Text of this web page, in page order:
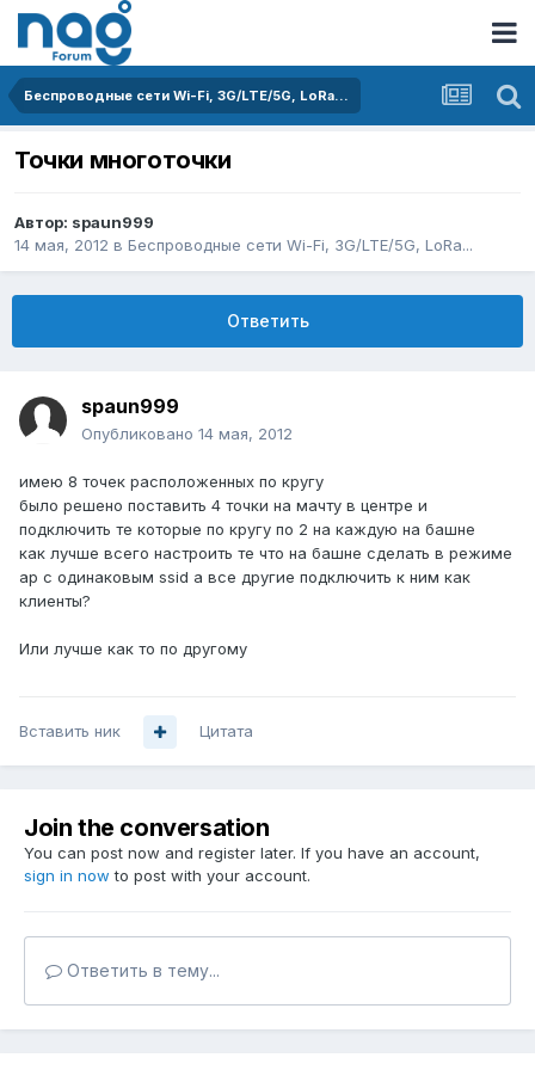
Беспроводные сети Wi-Fi, 3G/LTE/5G, LoRa...
Точки многоточки
Автор: spaun999
14 мая, 2012 в Беспроводные сети Wi-Fi, 3G/LTE/5G, LoRa...
Ответить
spaun999
Опубликовано 14 мая, 2012
имею 8 точек расположенных по кругу
было решено поставить 4 точки на мачту в центре и
подключить те которые по кругу по 2 на каждую на башне
как лучше всего настроить те что на башне сделать в режиме
ap с одинаковым ssid а все другие подключить к ним как
клиенты?
Или лучше как то по другому
Вставить ник Цитата
Join the conversation
You can post now and register later. If you have an account,
sign in now to post with your account.
Ответить в тему...